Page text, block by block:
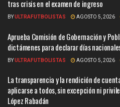
tras crisis en el examen de ingreso
BYULTRAFUTBOLISTAS AGOSTO 5, 2026
Aprueba Comisión de Gobernación y
dictámenes para declarar días
BYULTRAFUTBOLISTAS AGOSTO 5, 2026
La transparencia y la rendición de
aplicarse a todos, sin excepción ni
López Rabadán